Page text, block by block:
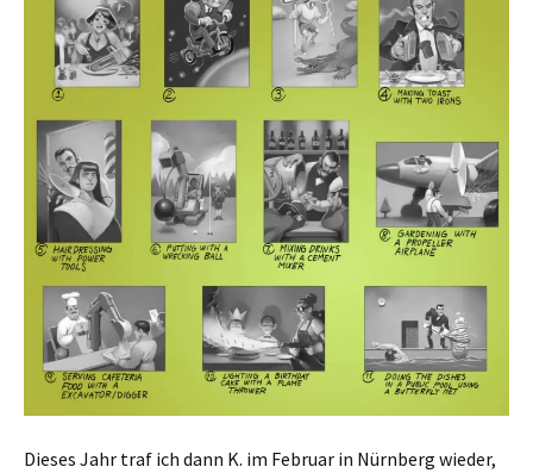
Dieses Jahr traf ich dann K. im Februar in Nürnberg wieder,